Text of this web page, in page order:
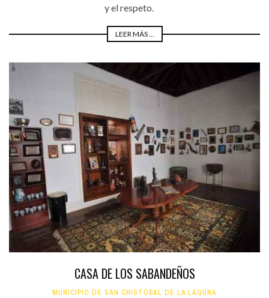
y el respeto.
LEER MÁS ...
CASA DE LOS SABANDEÑOS
MUNICIPIO DE SAN CRISTÓBAL DE LA LAGUNA